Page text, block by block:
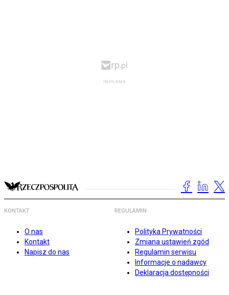
KONTAKT
O nas
Kontakt
Napisz do nas
REGULAMIN
Polityka Prywatności
Zmiana ustawień zgód
Regulamin serwisu
Informacje o nadawcy
Deklaracja dostępności